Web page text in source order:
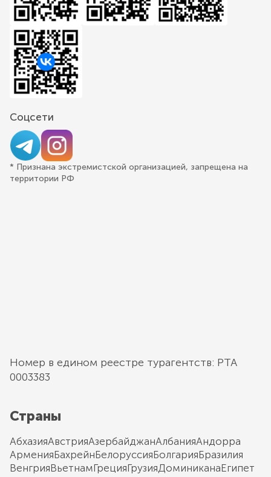
Соцсети
* Признана экстремистской организацией, запрещена на
территории РФ
Номер в едином реестре турагентств: РТА
0003383
Страны
АбхазияАвстрияАзербайджанАлбанияАндорра
АрменияБахрейнБелоруссияБолгарияБразилия
ВенгрияВьетнамГрецияГрузияДоминиканаЕгипет